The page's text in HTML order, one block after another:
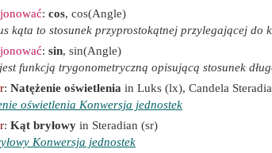
oświetlenia (Metr)
redukcji
mocy świecy (Candela)
wykorzystania
lampy (Lumen na wat)
(Stopień)
padania (Stopień)
: cos, cos(Angle)
kąta to stosunek przyprostokątnej przylegającej do
: sin, sin(Angle)
funkcją trygonometryczną opisującą stosunek
: Natężenie oświetlenia in Luks (lx), Candela
oświetlenia Konwersja jednostek
: Kąt bryłowy in Steradian (sr)
Konwersja jednostek